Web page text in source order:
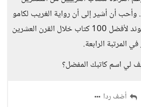
وأحب أن أشير إلى أن رواية الغريب لكامو
متصدرة قائمة لوموند لأفضل 100 كتاب خلال القرن العشرين
المرتبة الرابعة.
لي اسم كاتبك المفضل؟
أضف ردا